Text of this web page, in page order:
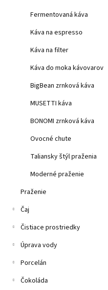
Fermentovaná káva
Káva na espresso
Káva na filter
Káva do moka kávovarov
BigBean zrnková káva
MUSETTI káva
BONOMI zrnková káva
Ovocné chute
Taliansky štýl praženia
Moderné praženie
Praženie
Čaj
Čistiace prostriedky
Úprava vody
Porcelán
Čokoláda